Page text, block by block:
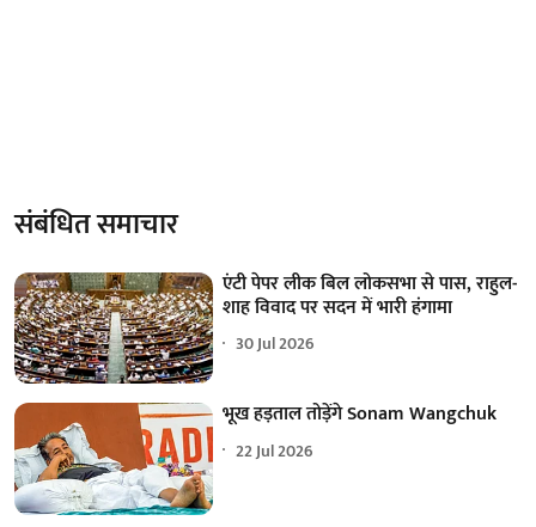
संबंधित समाचार
एंटी पेपर लीक बिल लोकसभा से पास, राहुल-
शाह विवाद पर सदन में भारी हंगामा
30 Jul 2026
भूख हड़ताल तोड़ेंगे Sonam Wangchuk
22 Jul 2026